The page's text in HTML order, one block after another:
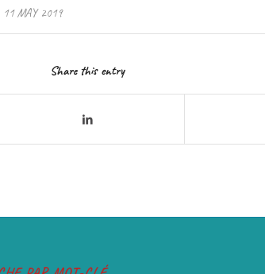
11 MAY 2019
Share this entry